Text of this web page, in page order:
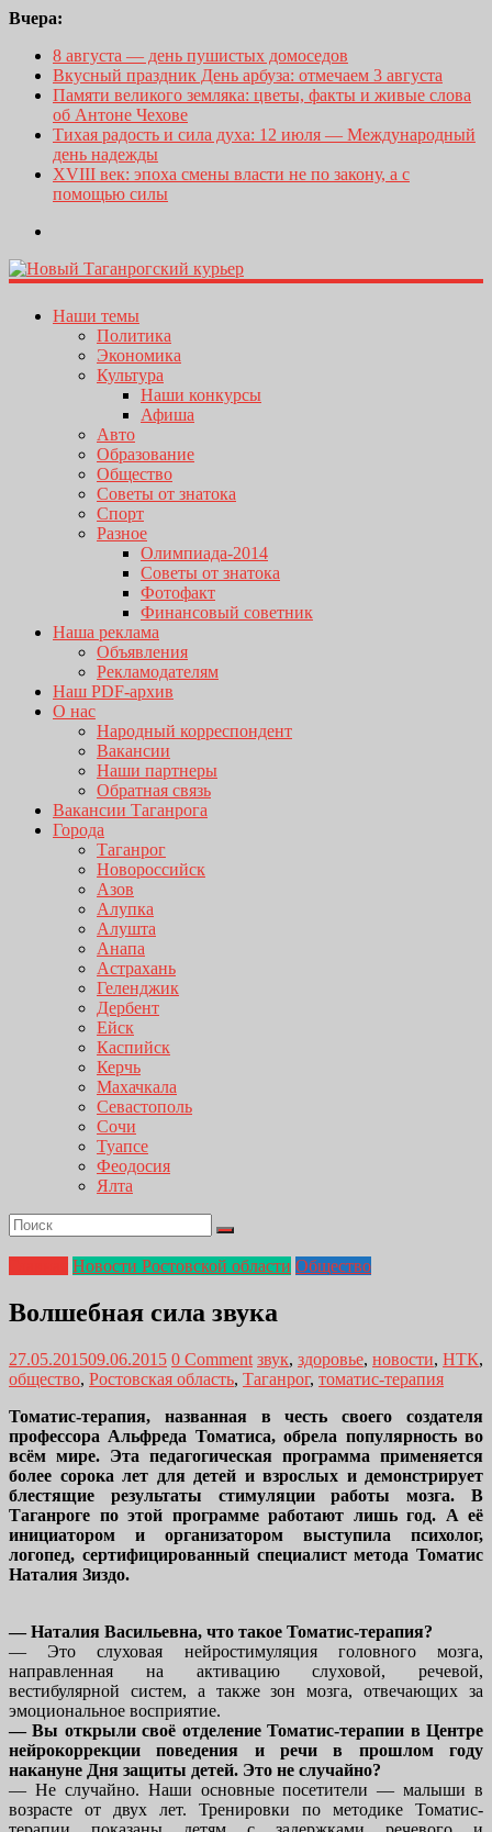
Вчера:
8 августа — день пушистых домоседов
Вкусный праздник День арбуза: отмечаем 3 августа
Памяти великого земляка: цветы, факты и живые слова
об Антоне Чехове
Тихая радость и сила духа: 12 июля — Международный
день надежды
XVIII век: эпоха смены власти не по закону, а с
помощью силы
Наши темы
Политика
Экономика
Культура
Наши конкурсы
Афиша
Авто
Образование
Общество
Советы от знатока
Спорт
Разное
Олимпиада-2014
Советы от знатока
Фотофакт
Финансовый советник
Наша реклама
Объявления
Рекламодателям
Наш PDF-архив
О нас
Народный корреспондент
Вакансии
Наши партнеры
Обратная связь
Вакансии Таганрога
Города
Таганрог
Новороссийск
Азов
Алупка
Алушта
Анапа
Астрахань
Геленджик
Дербент
Ейск
Каспийск
Керчь
Махачкала
Севастополь
Сочи
Туапсе
Феодосия
Ялта
Новости Ростовской области Общество
Волшебная сила звука
27.05.201509.06.2015 0 Comment звук, здоровье, новости, НТК,
общество, Ростовская область, Таганрог, томатис-терапия
Томатис-терапия, названная в честь своего создателя
профессора Альфреда Томатиса, обрела популярность во
всём мире. Эта педагогическая программа применяется
более сорока лет для детей и взрослых и демонстрирует
блестящие результаты стимуляции работы мозга. В
Таганроге по этой программе работают лишь год. А её
инициатором и организатором выступила психолог,
логопед, сертифицированный специалист метода Томатис
Наталия Зиздо.
— Наталия Васильевна, что такое Томатис-терапия?
— Это слуховая нейростимуляция головного мозга,
направленная на активацию слуховой, речевой,
вестибулярной систем, а также зон мозга, отвечающих за
эмоциональное восприятие.
— Вы открыли своё отделение Томатис-терапии в Центре
нейрокоррекции поведения и речи в прошлом году
накануне Дня защиты детей. Это не случайно?
— Не случайно. Наши основные посетители — малыши в
возрасте от двух лет. Тренировки по методике Томатис-